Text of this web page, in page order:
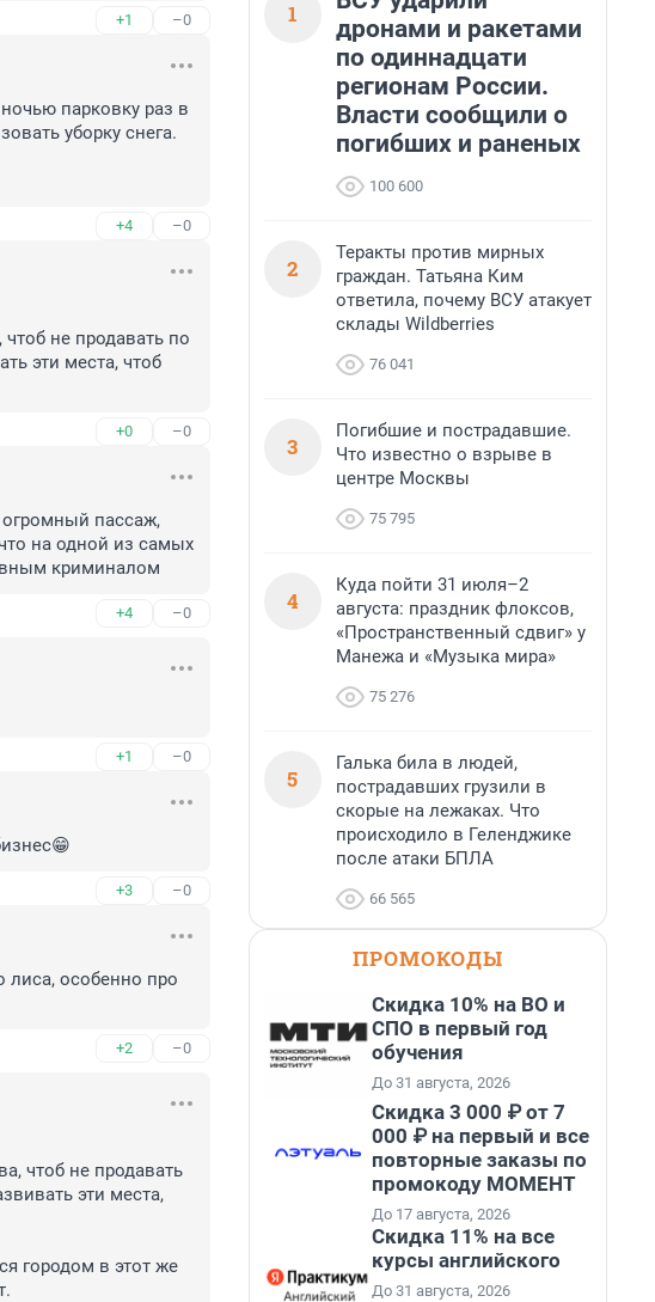
+1 –0
парковку раз в
уборку снега.
+4 –0
не продавать по
эти места, чтоб
+0 –0
огромный пассаж,
на одной из самых
криминалом
+4 –0
+1 –0
+3 –0
лиса, особенно про
+2 –0
чтоб не продавать
эти места,
городом в этот же
1
дронами и ракетами
по одиннадцати
регионам России.
Власти сообщили о
погибших и раненых
100 600
2
Теракты против мирных
граждан. Татьяна Ким
ответила, почему ВСУ атакует
склады Wildberries
76 041
3
Погибшие и пострадавшие.
Что известно о взрыве в
центре Москвы
75 795
4
Куда пойти 31 июля–2
августа: праздник флоксов,
«Пространственный сдвиг» у
Манежа и «Музыка мира»
75 276
5
Галька била в людей,
пострадавших грузили в
скорые на лежаках. Что
происходило в Геленджике
после атаки БПЛА
66 565
ПРОМОКОДЫ
Скидка 10% на ВО и
СПО в первый год
обучения
До 31 августа, 2026
Скидка 3 000 ₽ от 7
000 ₽ на первый и все
повторные заказы по
промокоду МОМЕНТ
До 17 августа, 2026
Скидка 11% на все
курсы английского
До 31 августа, 2026